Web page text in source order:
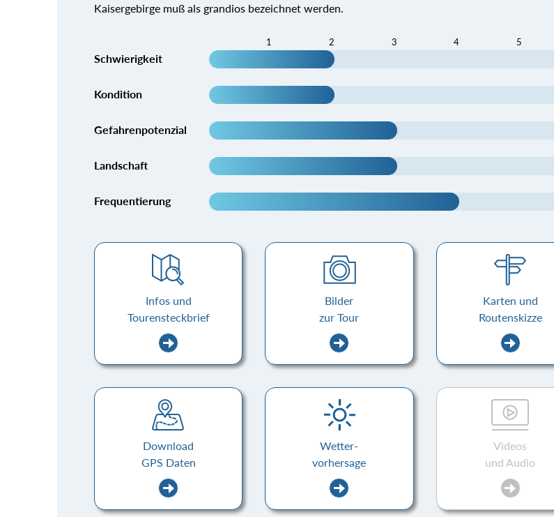
Kaisergebirge muß als grandios bezeichnet werden.
1 2 3 4 5
Schwierigkeit
Kondition
Gefahrenpotenzial
Landschaft
Frequentierung
Infos und
Tourensteckbrief
Bilder
zur Tour
Karten und
Routenskizze
Download
GPS Daten
Wetter-
vorhersage
Videos
und Audio